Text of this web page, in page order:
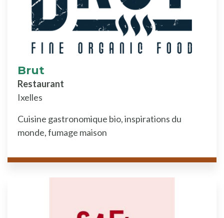
Brut
Restaurant
Ixelles
Cuisine gastronomique bio, inspirations du
monde, fumage maison